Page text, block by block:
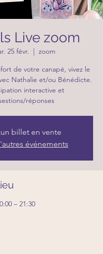
Live zoom
25 févr.
  |
zoom
de votre canapé, vivez le
Nathalie et/ou Bénédicte.
interactive et
réponses
billet en vente
événements
– 21:30